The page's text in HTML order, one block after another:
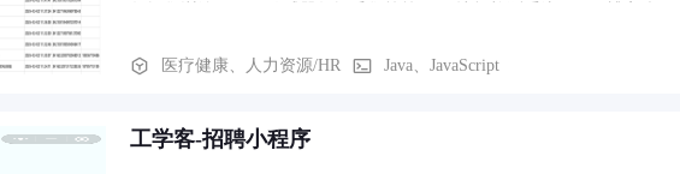
医疗健康、人力资源/HR Java、JavaScript
工学客-招聘小程序